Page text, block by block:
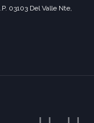
03103 Del Valle Nte,